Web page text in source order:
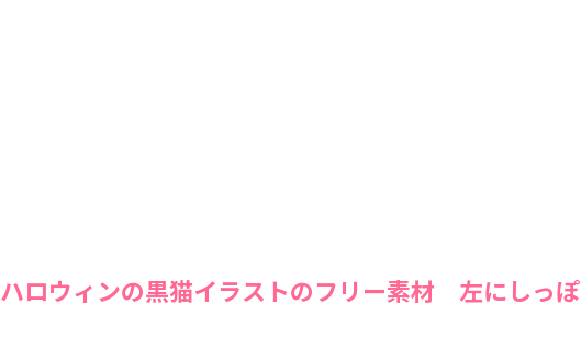
ハロウィンの黒猫イラストのフリー素材 左にしっぽ